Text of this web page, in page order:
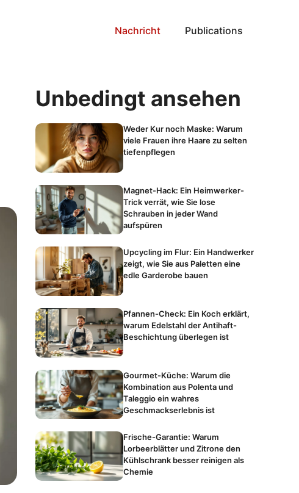
Nachricht Publications
Unbedingt ansehen
Weder Kur noch Maske: Warum
viele Frauen ihre Haare zu selten
tiefenpflegen
Magnet-Hack: Ein Heimwerker-
Trick verrät, wie Sie lose
Schrauben in jeder Wand
aufspüren
Upcycling im Flur: Ein Handwerker
zeigt, wie Sie aus Paletten eine
edle Garderobe bauen
Pfannen-Check: Ein Koch erklärt,
warum Edelstahl der Antihaft-
Beschichtung überlegen ist
Gourmet-Küche: Warum die
Kombination aus Polenta und
Taleggio ein wahres
Geschmackserlebnis ist
Frische-Garantie: Warum
Lorbeerblätter und Zitrone den
Kühlschrank besser reinigen als
Chemie